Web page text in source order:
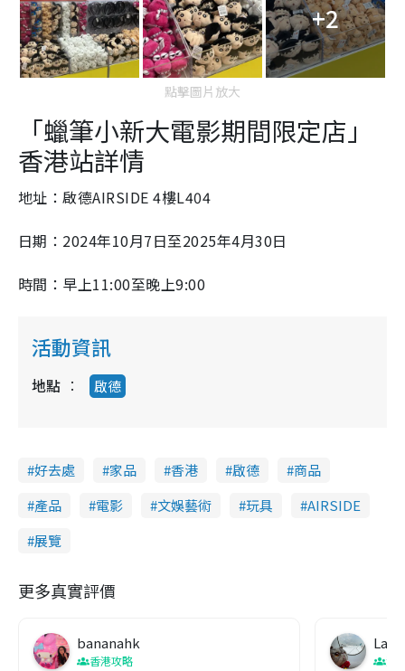
+2
點擊圖片放大
「蠟筆小新大電影期間限定店」
香港站詳情
地址：啟德AIRSIDE 4樓L404
日期：2024年10月7日至2025年4月30日
時間：早上11:00至晚上9:00
活動資訊
地點 啟德
好去處 家品 香港 啟德
商品
產品
電影 文娛藝術 玩具
AIRSIDE
展覽
更多真實評價
bananahk
香港攻略
La粒
潮